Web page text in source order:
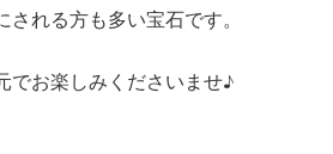
れる方も多い宝石です。
でお楽しみくださいませ♪